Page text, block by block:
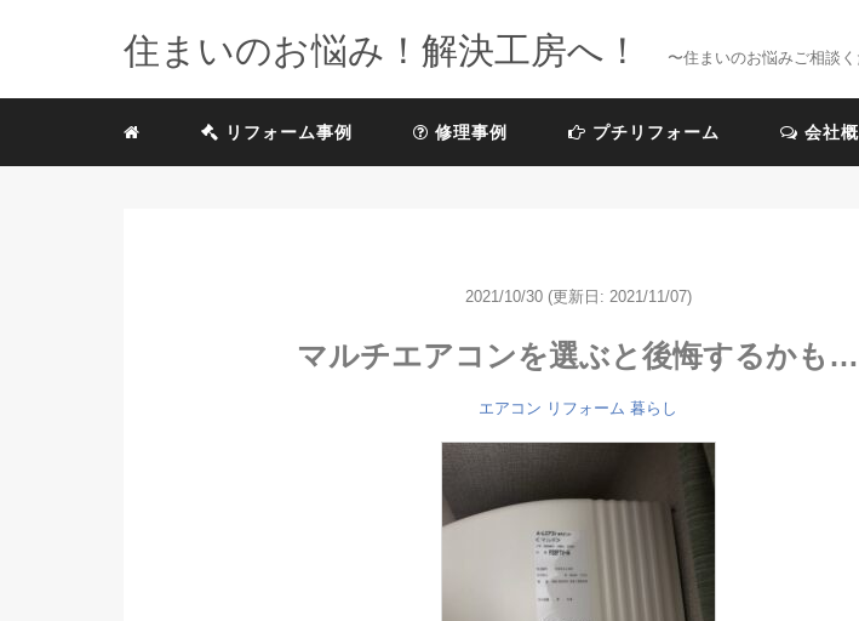
住まいのお悩み！解決工房へ！ 〜住まいのお悩みご相談
リフォーム事例 修理事例 プチリフォーム 会社
2021/10/30 (更新日: 2021/11/07)
マルチエアコンを選ぶと後悔するかも…
エアコン リフォーム 暮らし